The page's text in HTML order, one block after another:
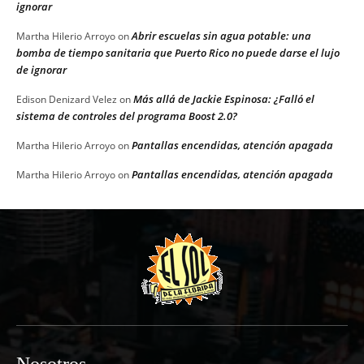
ignorar
Martha Hilerio ArroyoonAbrir escuelas sin agua potable: una
bomba de tiempo sanitaria que Puerto Rico no puede darse el lujo
de ignorar
Edison Denizard Velez onMás allá de Jackie Espinosa: ¿Falló el
sistema de controles del programa Boost 2.0?
Martha Hilerio ArroyoonPantallas encendidas, atención apagada
Martha Hilerio ArroyoonPantallas encendidas, atención apagada